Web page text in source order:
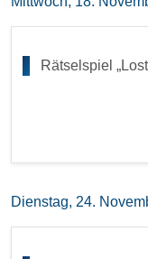
Rätselspiel
Dienstag, 24.